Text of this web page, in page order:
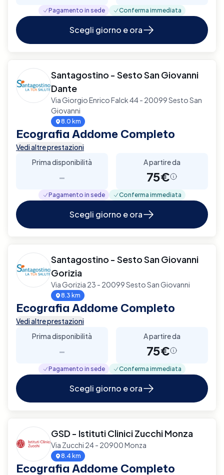
Pagamento in sede Conferma immediata
Scegli giorno e ora
Santagostino - Sesto San Giovanni
Dante
Via Giorgio Enrico Falck 44 - 20099 Sesto San
Giovanni
8.0 km
Ecografia Addome Completo
Vedi altre prestazioni
Prima disponibilità
-
A partire da
75€
Pagamento in sede Conferma immediata
Scegli giorno e ora
Santagostino - Sesto San Giovanni
Gorizia
Via Gorizia 23 - 20099 Sesto San Giovanni
8.3 km
Ecografia Addome Completo
Vedi altre prestazioni
Prima disponibilità
-
A partire da
75€
Pagamento in sede Conferma immediata
Scegli giorno e ora
GSD - Istituti Clinici Zucchi Monza
Via Zucchi 24 - 20900 Monza
8.4 km
Ecografia Addome Completo